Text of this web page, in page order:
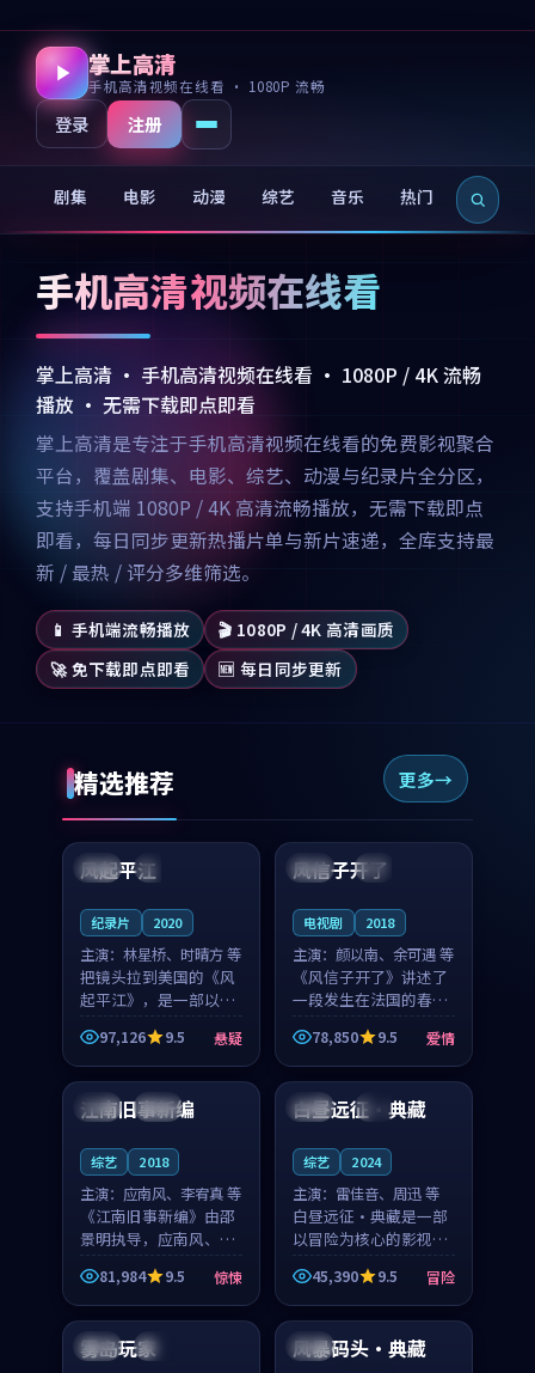
掌上高清
手机高清视频在线看 · 1080P 流畅
登录 注册
剧集 电影 动漫 综艺 音乐 热门 新片
手机高清视频在线看
掌上高清 · 手机高清视频在线看 · 1080P / 4K 流畅
播放 · 无需下载即点即看
掌上高清是专注于手机高清视频在线看的免费影视聚合
平台，覆盖剧集、电影、综艺、动漫与纪录片全分区，
支持手机端 1080P / 4K 高清流畅播放，无需下载即点
即看，每日同步更新热播片单与新片速递，全库支持最
新 / 最热 / 评分多维筛选。
📱 手机端流畅播放
🎬 1080P / 4K 高清画质
🚀 免下载即点即看
🆕 每日同步更新
精选推荐 更多
美国 完结
99:07
风起平江
纪录片 2020
主演： 林星桥、时晴方 等
把镜头拉到美国的《风
起平江》，是一部以时
光记忆为底色的悬疑作
品。林星桥和时晴方贡
献了2020年颇受关注的
合作演出，影片在情感
层次与现实质感之间
97,126 9.5 悬疑
法国 4K
99:21
风信子开了
电视剧 2018
主演： 颜以南、余可遇 等
《风信子开了》讲述了
一段发生在法国的春日
漫步故事。颜以南饰演
的主角与余可遇的角色
因一场意外卷入更深的
纠葛，爱情元素贯穿始
终，节奏稳健而富有张
78,850 9.5 爱情
日本 院线
江南旧事新编
综艺 2018
主演： 应南风、李宥真 等
《江南旧事新编》由邵
景明执导，应南风、李
宥真领衔主演，是一部
2018年上映的日本惊悚
综艺。影片以邻里温情
为切入，呈现一段从初
遇到告别都浸着真实
81,984 9.5 惊悚
中国 4K
白昼远征·典藏
综艺 2024
主演： 雷佳音、周迅 等
白昼远征·典藏是一部
以冒险为核心的影视作
品，围绕危机、反转与
人物成长展开，整体节
奏紧凑，值得推荐观
45,390 9.5 冒险
法国 独播
雾岛玩家
法国
风暴码头·典藏